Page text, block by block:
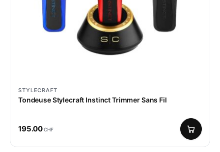
STYLECRAFT
Tondeuse Stylecraft Instinct Trimmer Sans Fil
195.00CHF